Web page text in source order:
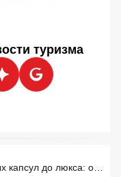
туризма
От транзитных капсул до люкса: обзор отелей в аэропорту Сингапура